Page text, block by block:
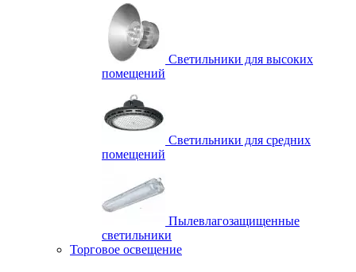
Светильники для высоких
помещений
Светильники для средних
помещений
Пылевлагозащищенные
светильники
Торговое освещение